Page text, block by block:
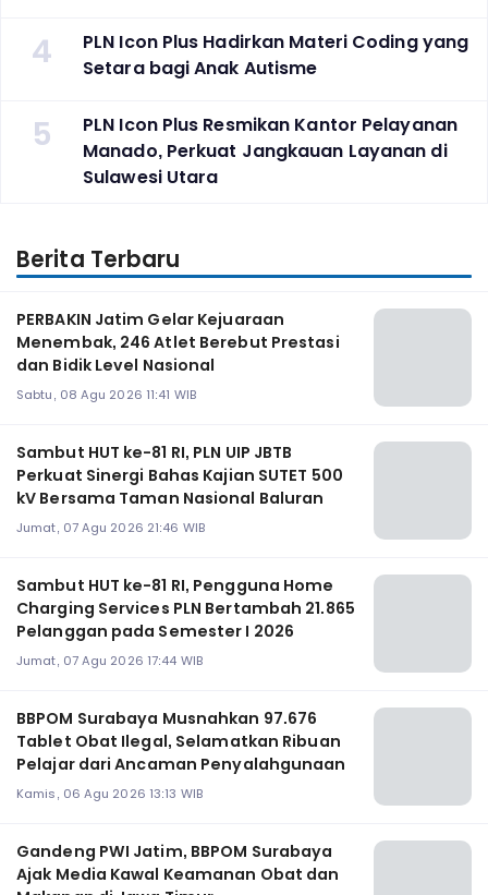
4
PLN Icon Plus Hadirkan Materi Coding yang
Setara bagi Anak Autisme
5
PLN Icon Plus Resmikan Kantor Pelayanan
Manado, Perkuat Jangkauan Layanan di
Sulawesi Utara
Berita Terbaru
PERBAKIN Jatim Gelar Kejuaraan
Menembak, 246 Atlet Berebut Prestasi
dan Bidik Level Nasional
Sabtu, 08 Agu 2026 11:41 WIB
Sambut HUT ke-81 RI, PLN UIP JBTB
Perkuat Sinergi Bahas Kajian SUTET 500
kV Bersama Taman Nasional Baluran
Jumat, 07 Agu 2026 21:46 WIB
Sambut HUT ke-81 RI, Pengguna Home
Charging Services PLN Bertambah 21.865
Pelanggan pada Semester I 2026
Jumat, 07 Agu 2026 17:44 WIB
BBPOM Surabaya Musnahkan 97.676
Tablet Obat Ilegal, Selamatkan Ribuan
Pelajar dari Ancaman Penyalahgunaan
Kamis, 06 Agu 2026 13:13 WIB
Gandeng PWI Jatim, BBPOM Surabaya
Ajak Media Kawal Keamanan Obat dan